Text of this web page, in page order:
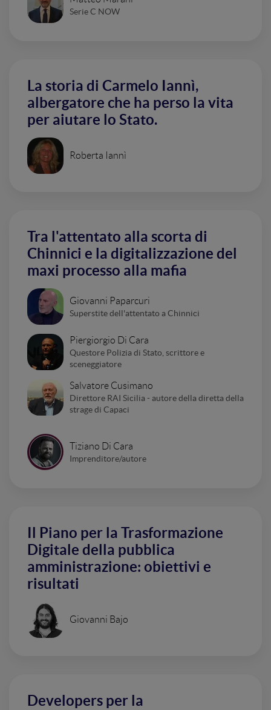
Serie C NOW
La storia di Carmelo Iannì,
albergatore che ha perso la vita
per aiutare lo Stato.
Roberta Iannì
Tra l'attentato alla scorta di
Chinnici e la digitalizzazione del
maxi processo alla mafia
Giovanni Paparcuri
Superstite dell'attentato a Chinnici
Piergiorgio Di Cara
Questore Polizia di Stato, scrittore e
sceneggiatore
Salvatore Cusimano
Direttore RAI Sicilia - autore della diretta della
strage di Capaci
Tiziano Di Cara
Imprenditore/autore
Il Piano per la Trasformazione
Digitale della pubblica
amministrazione: obiettivi e
risultati
Giovanni Bajo
Developers per la